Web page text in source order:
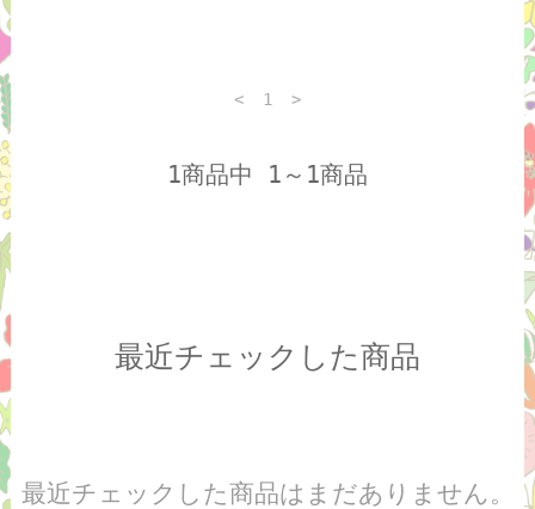
< 1 >
1商品中 1～1商品
最近チェックした商品
最近チェックした商品はまだありません。